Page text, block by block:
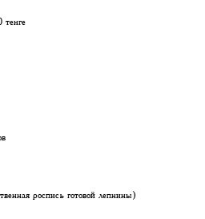
тенге
роспись готовой лепнины)